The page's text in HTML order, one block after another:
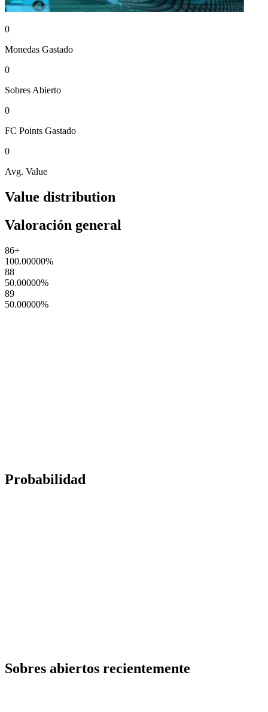
0
Monedas Gastado
0
Sobres Abierto
0
FC Points Gastado
0
Avg. Value
Value distribution
Valoración general
86+
100.00000%
88
50.00000%
89
50.00000%
Probabilidad
Sobres abiertos recientemente